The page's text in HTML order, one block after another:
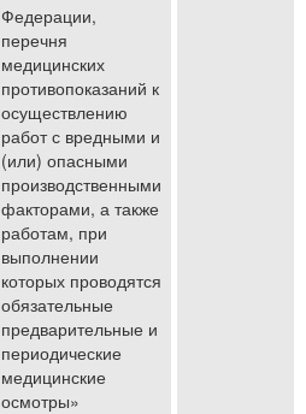
Федерации,
перечня
медицинских
противопоказаний к
осуществлению
работ с вредными и
(или) опасными
производственными
факторами, а также
работам, при
выполнении
которых проводятся
обязательные
предварительные и
периодические
медицинские
осмотры»